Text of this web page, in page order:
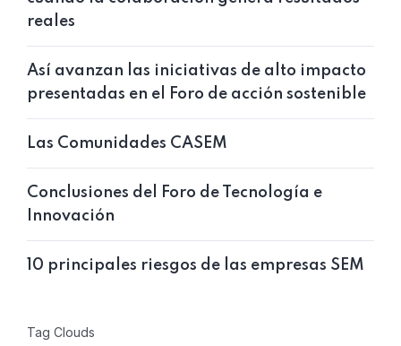
reales
Así avanzan las iniciativas de alto impacto
presentadas en el Foro de acción sostenible
Las Comunidades CASEM
Conclusiones del Foro de Tecnología e
Innovación
10 principales riesgos de las empresas SEM
Tag Clouds